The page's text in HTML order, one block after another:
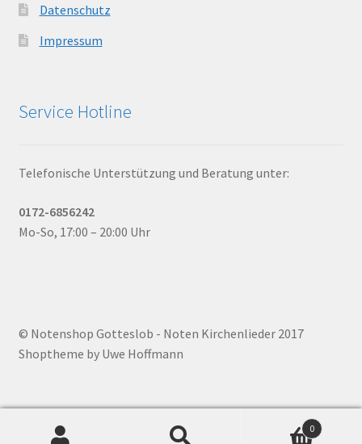
Datenschutz
Impressum
Service Hotline
Telefonische Unterstützung und Beratung unter:
0172-6856242
Mo-So, 17:00 – 20:00 Uhr
© Notenshop Gotteslob - Noten Kirchenlieder 2017
Shoptheme by Uwe Hoffmann
0